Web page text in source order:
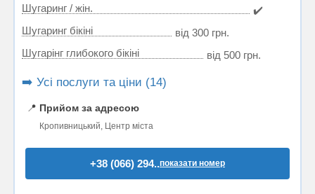
Шугаринг / жін.
✔️
Шугаринг бікіні
від 300 грн.
Шугарінг глибокого бікіні
від 500 грн.
➡️ Усі послуги та ціни (14)
📍 Прийом за адресою
Кропивницький, Центр міста
+38 (066) 294..показати номер